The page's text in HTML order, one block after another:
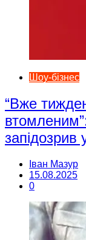
Шоу-бізнес
“Вже
запідозрив
Іван Мазур
15.08.2025
0